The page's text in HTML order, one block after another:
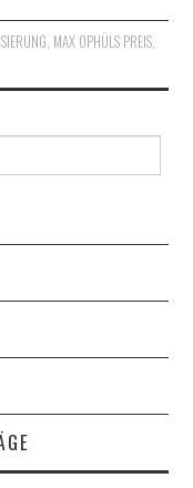
MAX OPHÜLS PREIS,